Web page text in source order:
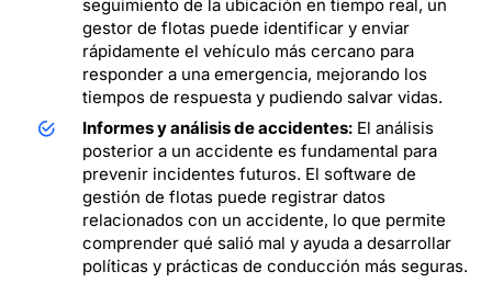
seguimiento de la ubicación en tiempo real, un
gestor de flotas puede identificar y enviar
rápidamente el vehículo más cercano para
responder a una emergencia, mejorando los
tiempos de respuesta y pudiendo salvar vidas.
Informes y análisis de accidentes: El análisis
posterior a un accidente es fundamental para
prevenir incidentes futuros. El software de
gestión de flotas puede registrar datos
relacionados con un accidente, lo que permite
comprender qué salió mal y ayuda a desarrollar
políticas y prácticas de conducción más seguras.